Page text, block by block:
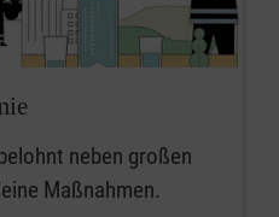
neben großen
Maßnahmen.